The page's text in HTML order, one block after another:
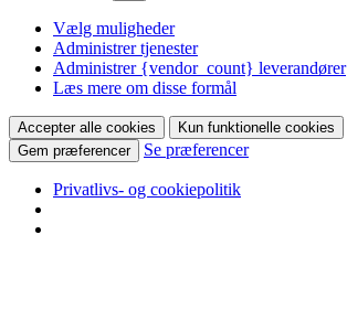
Vælg muligheder
Administrer tjenester
Administrer {vendor_count} leverandører
Læs mere om disse formål
Accepter alle cookies Kun funktionelle cookies
Gem præferencer
Se præferencer
Privatlivs- og cookiepolitik